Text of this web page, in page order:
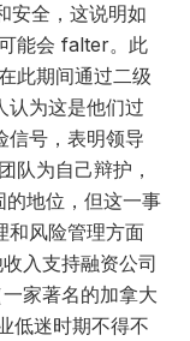
安全，这说明如
能会 falter。此
此期间通过二级
认为这是他们过
信号，表明领导
队为自己辩护，
的地位，但这一事
和风险管理方面
入支持融资公司
家著名的加拿大
低迷时期不得不